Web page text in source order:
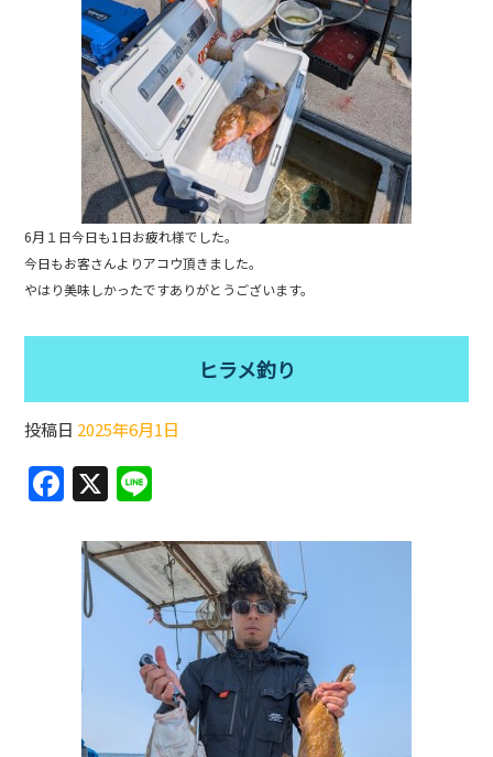
6月１日今日も1日お疲れ様でした。
今日もお客さんよりアコウ頂きました。
やはり美味しかったですありがとうございます。
ヒラメ釣り
投稿日 2025年6月1日
F
a
c
e
b
o
o
k
X
e